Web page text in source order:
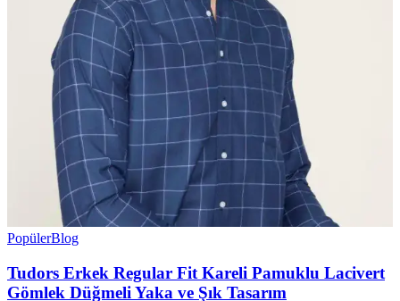
PopülerBlog
Tudors Erkek Regular Fit Kareli Pamuklu Lacivert
Gömlek Düğmeli Yaka ve Şık Tasarım